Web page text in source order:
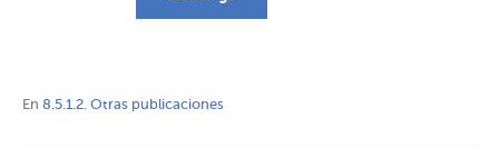
En 8.5.1.2. Otras publicaciones